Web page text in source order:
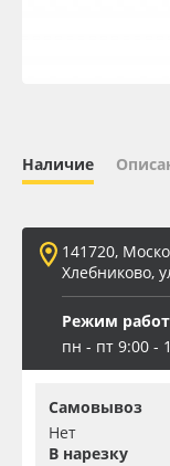
ПЭТ бэклит
Вспененный ПВХ
Заготовки для
Наличие
141720,
Хлебниково,
Режим
пн - пт 9:00 -
Самовывоз
Нет
В нарезку